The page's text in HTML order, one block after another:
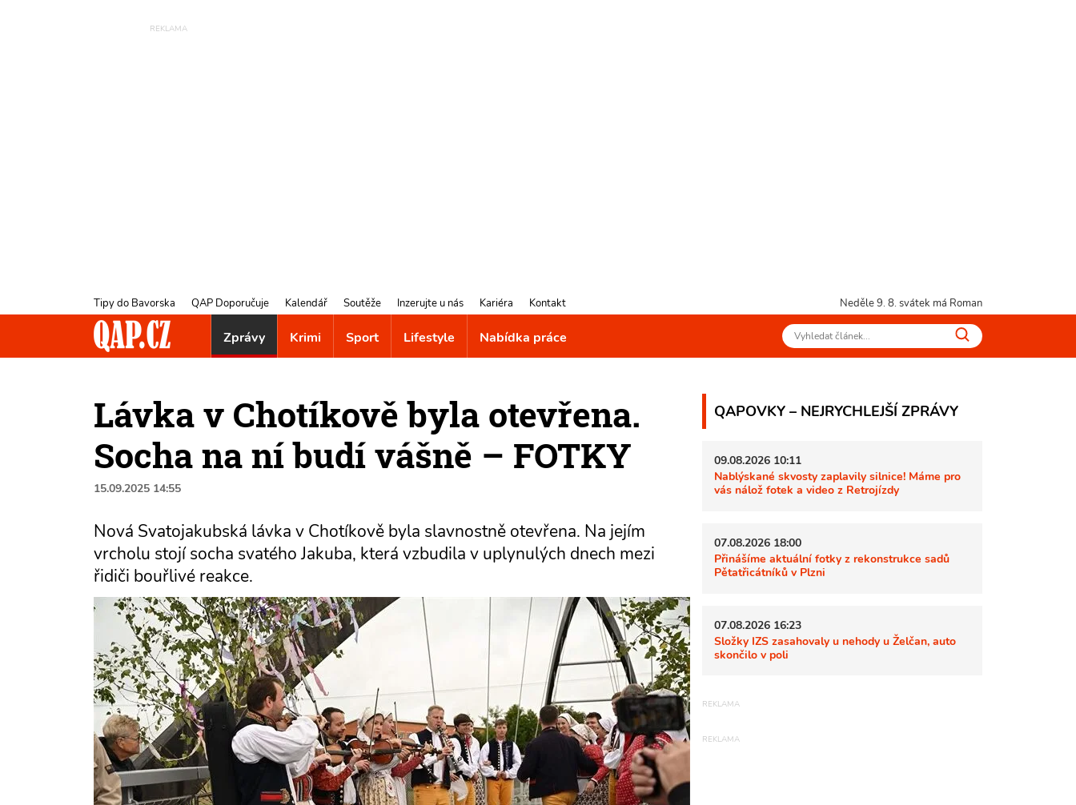
Tipy do Bavorska QAP Doporučuje Kalendář Soutěže Inzerujte u nás Kariéra Kontakt Neděle 9. 8. svátek má Roman
Zprávy Krimi Sport Lifestyle Nabídka práce
Lávka v Chotíkově byla otevřena.
Socha na ní budí vášně – FOTKY
15.09.2025 14:55
Nová Svatojakubská lávka v Chotíkově byla slavnostně otevřena. Na jejím
vrcholu stojí socha svatého Jakuba, která vzbudila v uplynulých dnech mezi
řidiči bouřlivé reakce.
QAPOVKY – NEJRYCHLEJŠÍ ZPRÁVY
09.08.2026 10:11
Nablýskané skvosty zaplavily silnice! Máme pro
vás nálož fotek a video z Retrojízdy
07.08.2026 18:00
Přinášíme aktuální fotky z rekonstrukce sadů
Pětatřicátníků v Plzni
07.08.2026 16:23
Složky IZS zasahovaly u nehody u Želčan, auto
skončilo v poli